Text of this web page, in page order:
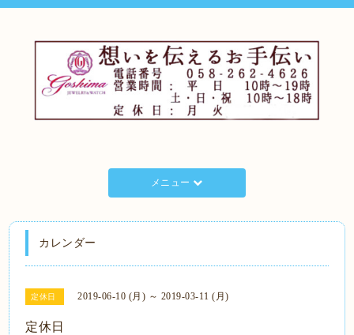
メニュー
カレンダー
定休日 2019-06-10 (月) ～ 2019-03-11 (月)
定休日